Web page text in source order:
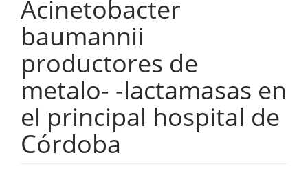
Acinetobacter
baumannii
productores de
metalo- -lactamasas en
el principal hospital de
Córdoba